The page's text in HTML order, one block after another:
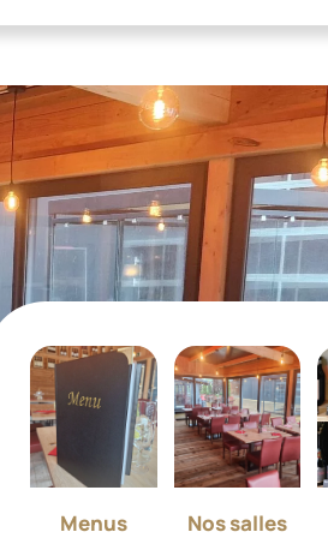
Menus Nos salles